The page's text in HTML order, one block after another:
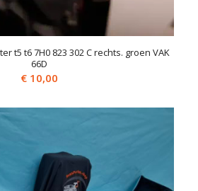
t5 t6 7H0 823 302 C rechts. groen VAK
66D
€ 10,00